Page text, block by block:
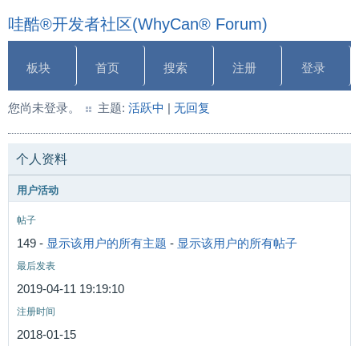
哇酷®开发者社区(WhyCan® Forum)
板块 首页 搜索 注册 登录
您尚未登录。 主题: 活跃中 | 无回复
个人资料
用户活动
帖子
149 - 显示该用户的所有主题 - 显示该用户的所有帖子
最后发表
2019-04-11 19:19:10
注册时间
2018-01-15